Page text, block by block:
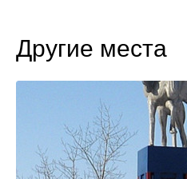
Другие места